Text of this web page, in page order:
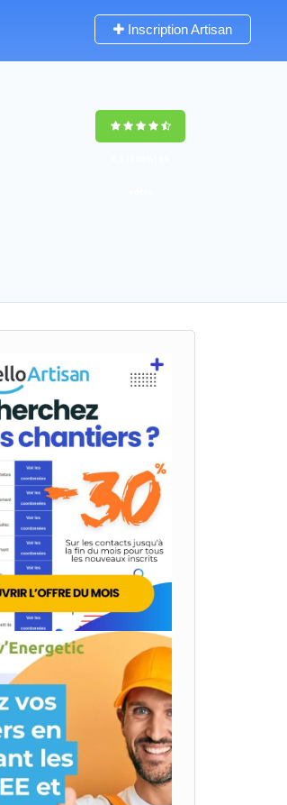
Inscription Artisan